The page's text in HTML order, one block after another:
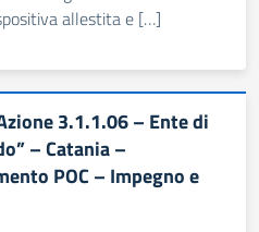
allestita e […]
3.1.1.06 – Ente di
– Catania –
POC – Impegno e